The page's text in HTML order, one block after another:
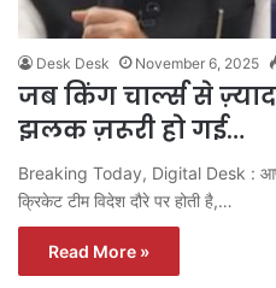
Desk Desk November 6, 2025
जब किंग चार्ल्स से
झलक ज़रूरी हो गई…
Breaking Today, Digital Desk :
क्रिकेट टीम विदेश दौरे पर होती है,…
Read More »